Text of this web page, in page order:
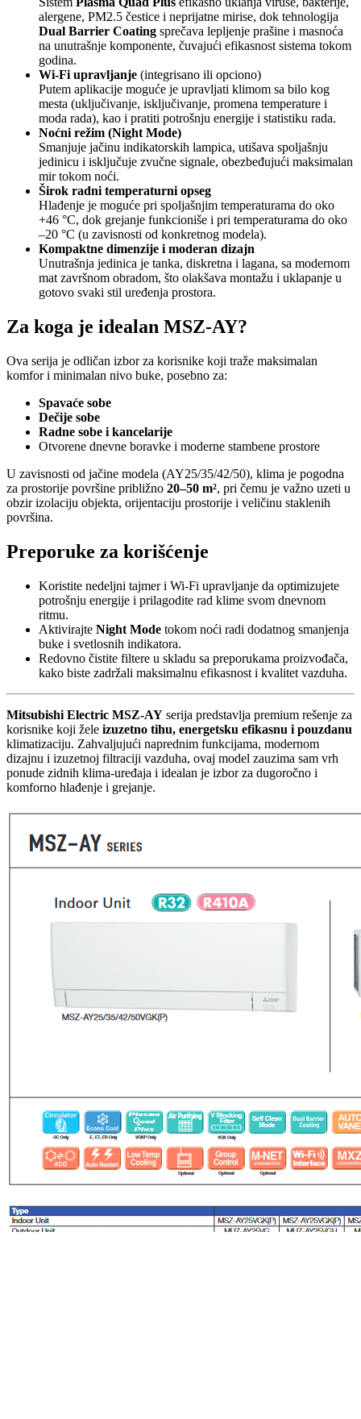
alergene, PM2.5 čestice i neprijatne mirise, dok tehnologija
Dual Barrier Coating sprečava lepljenje prašine i masnoća
na unutrašnje komponente, čuvajući efikasnost sistema tokom
godina.
Wi-Fi upravljanje (integrisano ili opciono)
Putem aplikacije moguće je upravljati klimom sa bilo kog
mesta (uključivanje, isključivanje, promena temperature i
moda rada), kao i pratiti potrošnju energije i statistiku rada.
Noćni režim (Night Mode)
Smanjuje jačinu indikatorskih lampica, utišava spoljašnju
jedinicu i isključuje zvučne signale, obezbeđujući maksimalan
mir tokom noći.
Širok radni temperaturni opseg
Hlađenje je moguće pri spoljašnjim temperaturama do oko
+46 °C, dok grejanje funkcioniše i pri temperaturama do oko
–20 °C (u zavisnosti od konkretnog modela).
Kompaktne dimenzije i moderan dizajn
Unutrašnja jedinica je tanka, diskretna i lagana, sa modernom
mat završnom obradom, što olakšava montažu i uklapanje u
gotovo svaki stil uređenja prostora.
Za koga je idealan MSZ-AY?
Ova serija je odličan izbor za korisnike koji traže maksimalan
komfor i minimalan nivo buke, posebno za:
Spavaće sobe
Dečije sobe
Radne sobe i kancelarije
Otvorene dnevne boravke i moderne stambene prostore
U zavisnosti od jačine modela (AY25/35/42/50), klima je pogodna
za prostorije površine približno 20–50 m², pri čemu je važno uzeti u
obzir izolaciju objekta, orijentaciju prostorije i veličinu staklenih
površina.
Preporuke za korišćenje
Koristite nedeljni tajmer i Wi-Fi upravljanje da optimizujete
potrošnju energije i prilagodite rad klime svom dnevnom
ritmu.
Aktivirajte Night Mode tokom noći radi dodatnog smanjenja
buke i svetlosnih indikatora.
Redovno čistite filtere u skladu sa preporukama proizvođača,
kako biste zadržali maksimalnu efikasnost i kvalitet vazduha.
Mitsubishi Electric MSZ-AY serija predstavlja premium rešenje za
korisnike koji žele izuzetno tihu, energetsku efikasnu i pouzdanu
klimatizaciju. Zahvaljujući naprednim funkcijama, modernom
dizajnu i izuzetnoj filtraciji vazduha, ovaj model zauzima sam vrh
ponude zidnih klima-uređaja i idealan je izbor za dugoročno i
komforno hlađenje i grejanje.